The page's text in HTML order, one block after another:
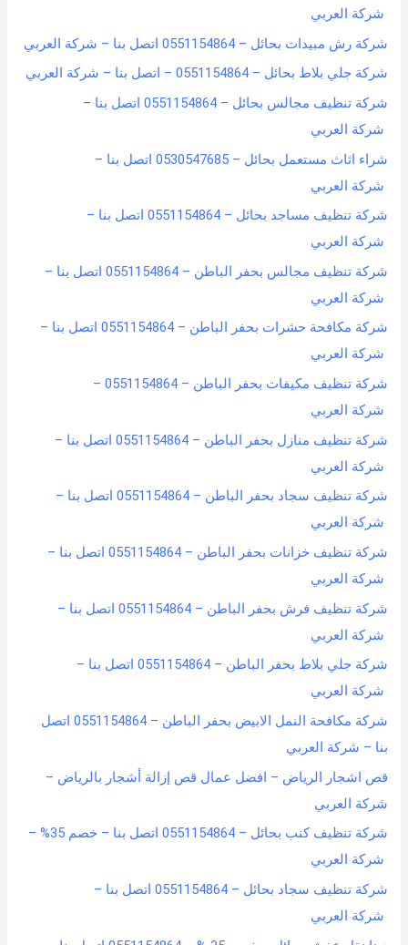
شركة العربي
شركة رش مبيدات بحائل – 0551154864 اتصل بنا – شركة العربي
شركة جلي بلاط بحائل – 0551154864 – اتصل بنا – شركة العربي
شركة تنظيف مجالس بحائل – 0551154864 اتصل بنا –
شركة العربي
شراء اثاث مستعمل بحائل – 0530547685 اتصل بنا –
شركة العربي
شركة تنظيف مساجد بحائل – 0551154864 اتصل بنا –
شركة العربي
شركة تنظيف مجالس بحفر الباطن – 0551154864 اتصل بنا –
شركة العربي
شركة مكافحة حشرات بحفر الباطن – 0551154864 اتصل بنا –
شركة العربي
شركة تنظيف مكيفات بحفر الباطن – 0551154864 –
شركة العربي
شركة تنظيف منازل بحفر الباطن – 0551154864 اتصل بنا –
شركة العربي
شركة تنظيف سجاد بحفر الباطن – 0551154864 اتصل بنا –
شركة العربي
شركة تنظيف خزانات بحفر الباطن – 0551154864 اتصل بنا –
شركة العربي
شركة تنظيف فرش بحفر الباطن – 0551154864 اتصل بنا –
شركة العربي
شركة جلي بلاط بحفر الباطن – 0551154864 اتصل بنا –
شركة العربي
شركة مكافحة النمل الابيض بحفر الباطن – 0551154864 اتصل
بنا – شركة العربي
قص اشجار الرياض – افضل عمال قص إزالة أشجار بالرياض –
شركة العربي
شركة تنظيف كنب بحائل – 0551154864 اتصل بنا – خصم 35% –
شركة العربي
شركة تنظيف سجاد بحائل – 0551154864 اتصل بنا –
شركة العربي